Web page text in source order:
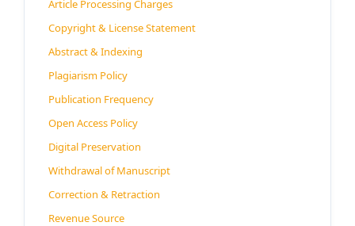
Article Processing Charges
Copyright & License Statement
Abstract & Indexing
Plagiarism Policy
Publication Frequency
Open Access Policy
Digital Preservation
Withdrawal of Manuscript
Correction & Retraction
Revenue Source